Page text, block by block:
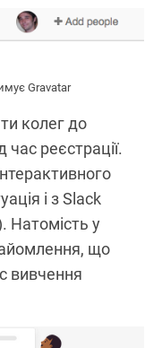
Gravatar
колег до
реєстрації.
і з Slack
Натомість у
що
вивчення